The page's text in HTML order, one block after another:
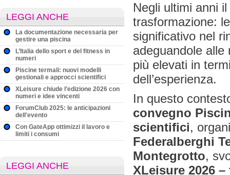
LEGGI ANCHE
La documentazione necessaria per
gestire una piscina
L’Italia dello sport e del fitness in
numeri
Piscine termali: nuovi modelli
gestionali e approcci scientifici
XLeisure chiude l’edizione 2026 con
numeri e idee vincenti
ForumClub 2025: le anticipazioni
dell'evento
Con GateApp ottimizzi il lavoro e
limiti i consumi
LEGGI ANCHE
Negli ultimi anni
trasformazione:
significativo nel
adeguandole
più elevati in
dell’esperienza.
In questo
convegno
scientifici,
Federalberghi
Montegrotto,
XLeisure 2026